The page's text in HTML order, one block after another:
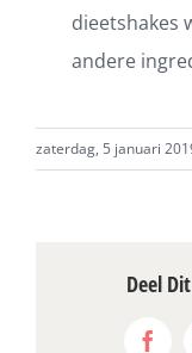
dieetshakes
andere
zaterdag, 5 januari
Deel